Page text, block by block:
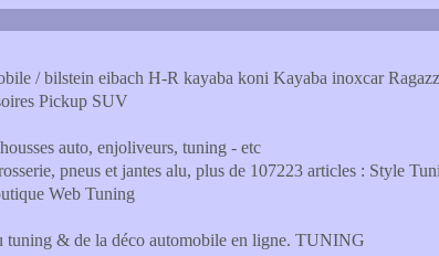
/ bilstein eibach H-R kayaba koni Kayaba inoxcar
Pickup SUV
auto, enjoliveurs, tuning - etc
pneus et jantes alu, plus de 107223 articles : Style
Web Tuning
tuning & de la déco automobile en ligne. TUNING